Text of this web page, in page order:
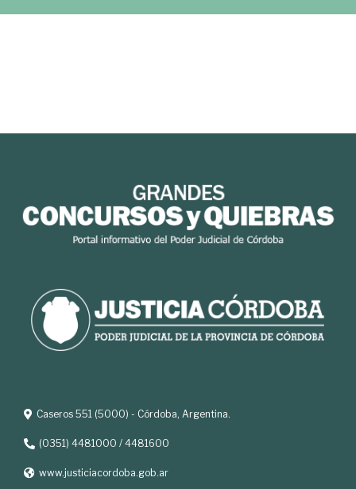
Caseros 551 (5000) - Córdoba, Argentina.
(0351) 4481000 / 4481600
www.justiciacordoba.gob.ar